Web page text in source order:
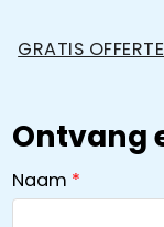
GRATIS OFFERTE
Ontvang
Naam